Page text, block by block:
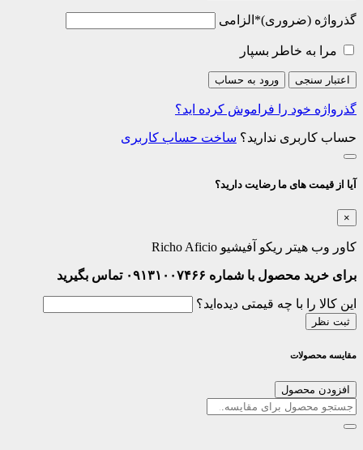
گذرواژه * الزامی
مرا به خاطر بسپار
اعتبار سنجی ورود به حساب
گذرواژه خود را فراموش کرده اید؟
حساب کاربری ندارید؟ ساخت حساب کاربری
آیا از قیمت های ما رضایت دارید؟
×
کاور وب هیتر ریکو آفیشیو Richo Aficio
برای خرید محصول با شماره ۰۹۱۳۱۰۰۷۴۶۶ تماس بگیرید
این کالا را با چه قیمتی دیده‌اید؟
ثبت نظر
مقایسه محصولات
افزودن محصول